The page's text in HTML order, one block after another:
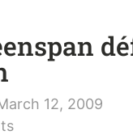
12, 2009